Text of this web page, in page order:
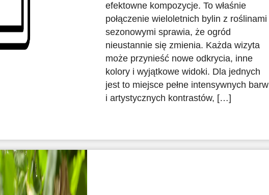
efektowne kompozycje. To właśnie
połączenie wieloletnich bylin z roślinami
sezonowymi sprawia, że ogród
nieustannie się zmienia. Każda wizyta
może przynieść nowe odkrycia, inne
kolory i wyjątkowe widoki. Dla jednych
jest to miejsce pełne intensywnych barw
i artystycznych kontrastów, […]